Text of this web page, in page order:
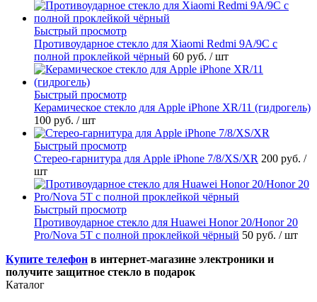
Быстрый просмотр
Противоударное стекло для Xiaomi Redmi 9A/9C с
полной проклейкой чёрный 60 руб. / шт
Быстрый просмотр
Керамическое стекло для Apple iPhone XR/11 (гидрогель)
100 руб. / шт
Быстрый просмотр
Стерео-гарнитура для Apple iPhone 7/8/XS/XR 200 руб. /
шт
Быстрый просмотр
Противоударное стекло для Huawei Honor 20/Honor 20
Pro/Nova 5T с полной проклейкой чёрный 50 руб. / шт
Купите телефон в интернет-магазине электроники и
получите защитное стекло в подарок
Каталог